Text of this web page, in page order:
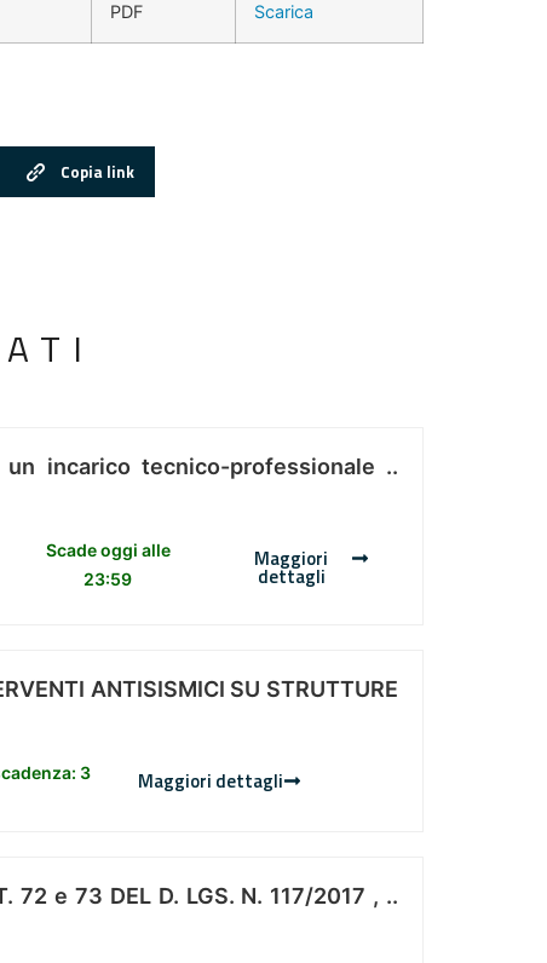
PDF Scarica
Copia link
incarico tecnico-professionale ..
Scade oggi alle
23:59
Maggiori
dettagli
ANTISISMICI SU STRUTTURE
3 Maggiori dettagli
72 e 73 DEL D. LGS. N. 117/2017 , ..